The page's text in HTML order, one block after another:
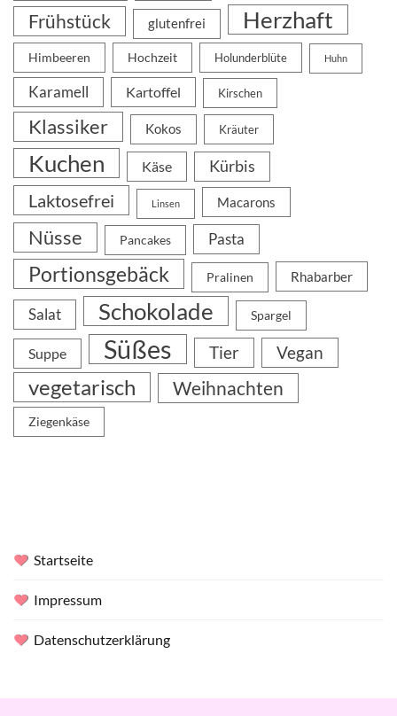
Frühstück glutenfrei Herzhaft
Himbeeren Hochzeit Holunderblüte Huhn
Karamell Kartoffel Kirschen
Klassiker Kokos Kräuter
Kuchen Käse Kürbis
Laktosefrei Linsen Macarons
Nüsse Pancakes Pasta
Portionsgebäck Pralinen Rhabarber
Salat Schokolade Spargel
Suppe Süßes Tier Vegan
vegetarisch Weihnachten
Ziegenkäse
Startseite
Impressum
Datenschutzerklärung